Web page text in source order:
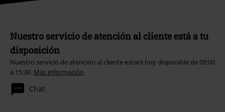
Nuestro servicio de atención al cliente está a tu
disposición
Nuestro servicio de atención al cliente estará hoy disponible de 09:00
a 15:30. Más información
Chat